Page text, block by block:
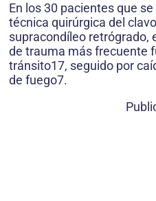
En los 30 pacientes que
técnica quirúrgica del
supracondíleo retrógrado,
de trauma más frecuente
tránsito17, seguido por
de fuego7.